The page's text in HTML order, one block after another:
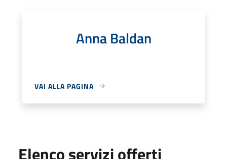
Anna Baldan
VAI ALLA PAGINA
Elenco servizi offerti